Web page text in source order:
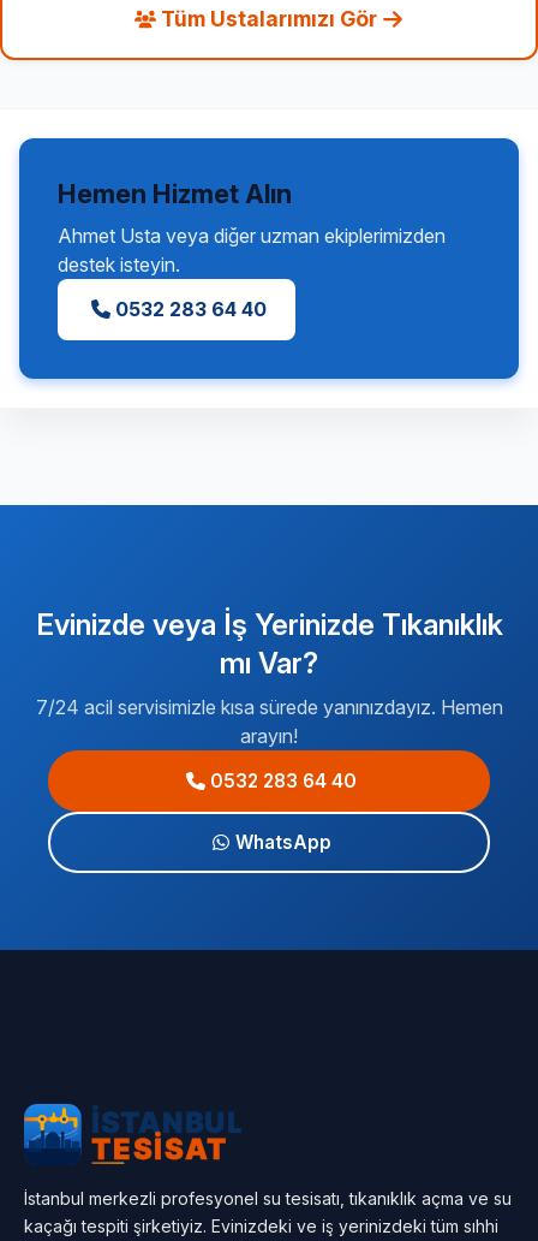
Tüm Ustalarımızı Gör
Hemen Hizmet Alın
Ahmet Usta veya diğer uzman ekiplerimizden
destek isteyin.
0532 283 64 40
Evinizde veya İş Yerinizde Tıkanıklık
mı Var?
7/24 acil servisimizle kısa sürede yanınızdayız. Hemen
arayın!
0532 283 64 40
WhatsApp
İstanbul merkezli profesyonel su tesisatı, tıkanıklık açma ve su
kaçağı tespiti şirketiyiz. Evinizdeki ve iş yerinizdeki tüm sıhhi